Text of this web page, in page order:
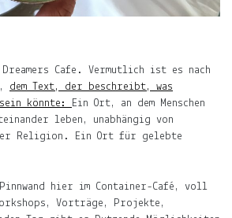
Cafe. Vermutlich ist es nach
dem Text, der beschreibt, was
könnte: Ein Ort, an dem Menschen
leben, unabhängig von
Religion. Ein Ort für gelebte
hier im Container-Café, voll
Vorträge, Projekte,